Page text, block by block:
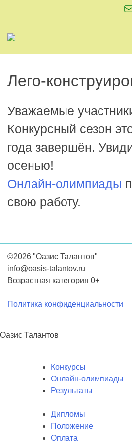
Лего-
Уважаемые
Конкурсный сезон
года завершён.
осенью!
Онлайн-олимпиады
свою работу.
©2026 "Оазис Талантов"
info@oasis-talantov.ru
Возрастная категория 0+
Политика конфиденциальности
Оазис Талантов
Конкурсы
Онлайн-олимпиады
Результаты
Дипломы
Положение
Оплата